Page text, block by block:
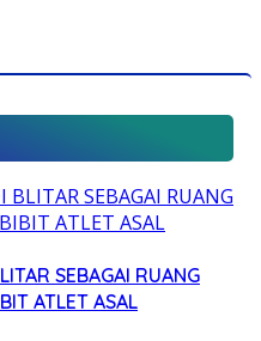
SEBAGAI RUANG
ATLET ASAL